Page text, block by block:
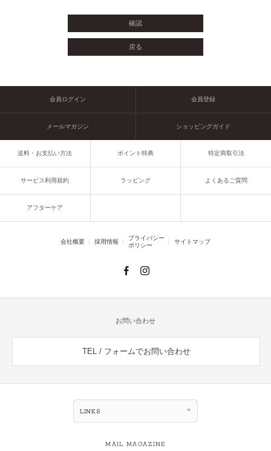
会員ログイン 会員登録
メールマガジン ショッピングガイド
送料・お支払い方法 ポイント特典 特定商取引法
サービス利用規約 ラッピング よくあるご質問
アフターケア
会社概要 採用情報
プライバシー
ポリシー
サイトマップ
お問い合わせ
TEL / フォームでお問い合わせ
LINKS
MAIL MAGAZINE